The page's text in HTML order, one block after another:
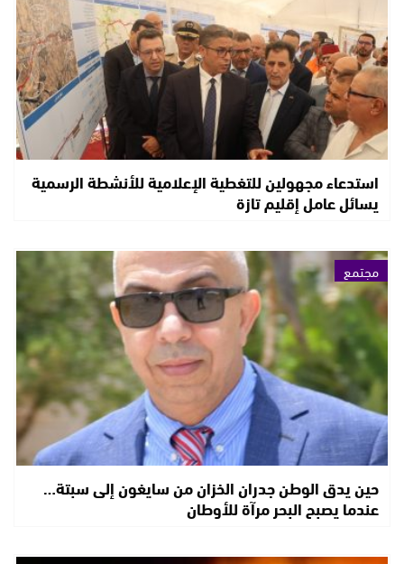
استدعاء مجهولين للتغطية الإعلامية للأنشطة الرسمية
يسائل عامل إقليم تازة
مجتمع
حين يدق الوطن جدران الخزان من سايغون إلى سبتة…
عندما يصبح البحر مرآة للأوطان